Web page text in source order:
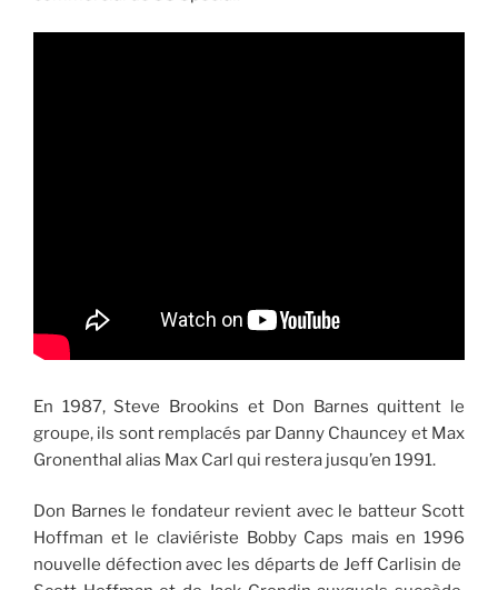
En 1987, Steve Brookins et Don Barnes quittent le
groupe, ils sont remplacés par Danny Chauncey et Max
Gronenthal alias Max Carl qui restera jusqu’en 1991.
Don Barnes le fondateur revient avec le batteur Scott
Hoffman et le claviériste Bobby Caps mais en 1996
nouvelle défection avec les départs de Jeff Carlisin de